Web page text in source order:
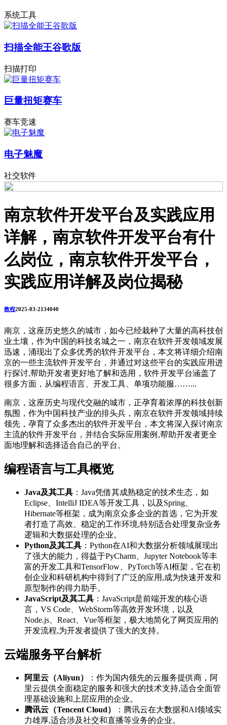
系统工具
扫描全能王谷歌版
扫描打印
巨量扭矩赛车
赛车竞速
电子魅魔
社交软件
南京软件开发平台及实践应用
详解，南京软件开发平台有什
么岗位，南京软件开发平台，
实践应用详解及岗位揭秘
教程2025-03-2134040
南京，这座历史悠久的城市，如今已经栽种了大量的高科技创
业土壤，作为中国的科技名城之一，南京在软件开发领域发展
迅速，涌现出了众多优秀的软件开发平台，本文将详细介绍南
京的一些主流软件开发平台，并通过对这些平台的实践应用进
行探讨,帮助开发者更好地了解和选用，软件开发平台涵盖了
很多方面，从编程语言、开发工具、单项功能服……...
南京，这座历史与现代交融的城市，正孕育着浓厚的科技创新
氛围，作为中国科技产业的排头兵，南京在软件开发领域持续
领先，孕育了众多杰出的软件开发平台，本文将深入探讨南京
主流的软件开发平台，并结合实际应用案例,帮助开发者更全
面地理解和选择适合自己的平台。
编程语言与工具概览
Java及其工具 ：Java凭借其成熟稳定的技术生态，如
Eclipse、IntelliJ IDEA等开发工具，以及Spring、
Hibernate等框架，成为南京众多企业的首选，它为开发
者打造了高效、稳定的工作环境,特别适合处理复杂业务
逻辑和大数据处理的企业。
Python及其工具 ：Python在AI和大数据分析领域展现出
了强大的能力，得益于PyCharm、Jupyter Notebook等丰
富的开发工具和TensorFlow、PyTorch等AI框架，它在初
创企业和科研机构中得到了广泛的应用,成为快速开发和
原型制作的得力助手。
JavaScript及其工具 ：JavaScript是前端开发的核心语
言，VS Code、WebStorm等高效开发环境，以及
Node.js、React、Vue等框架，极大地简化了网页应用的
开发流程,为开发者提供了强大的支持。
云端服务平台解析
阿里云（Aliyun）
：作为国内领先的云服务提供商，阿
里云提供全面稳定的服务和强大的技术支持,适合全面管
理基础设施和上层应用的企业。
腾讯云（Tencent Cloud）
：腾讯云在大数据和AI领域实
力雄厚,适合涉及社交和直播等业务的企业。